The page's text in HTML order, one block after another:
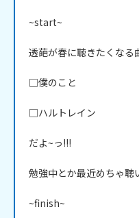
~start~
透葩が春に聴きたくな
□僕のこと
□ハルトレイン
だよ~っ!!!
勉強中とか最近めちゃ聴
~finish~